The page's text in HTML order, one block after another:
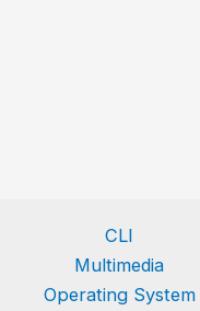
CLI
Multimedia
Operating System